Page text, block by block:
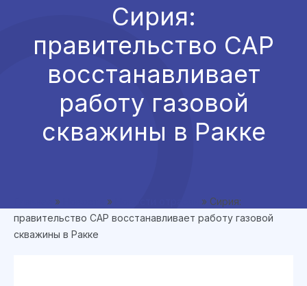
Сирия:
правительство САР
восстанавливает
работу газовой
скважины в Ракке
» » » Сирия:
правительство САР восстанавливает работу газовой
скважины в Ракке